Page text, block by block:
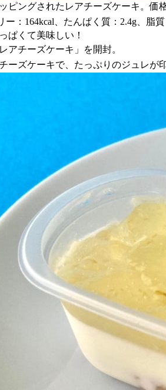
ピングされたレアチーズケーキ。価
ー：164kcal、たんぱく質：2.4g、脂
ぱくて美味しい！
アチーズケーキ」を開封。
ーズケーキで、たっぷりのジュレが